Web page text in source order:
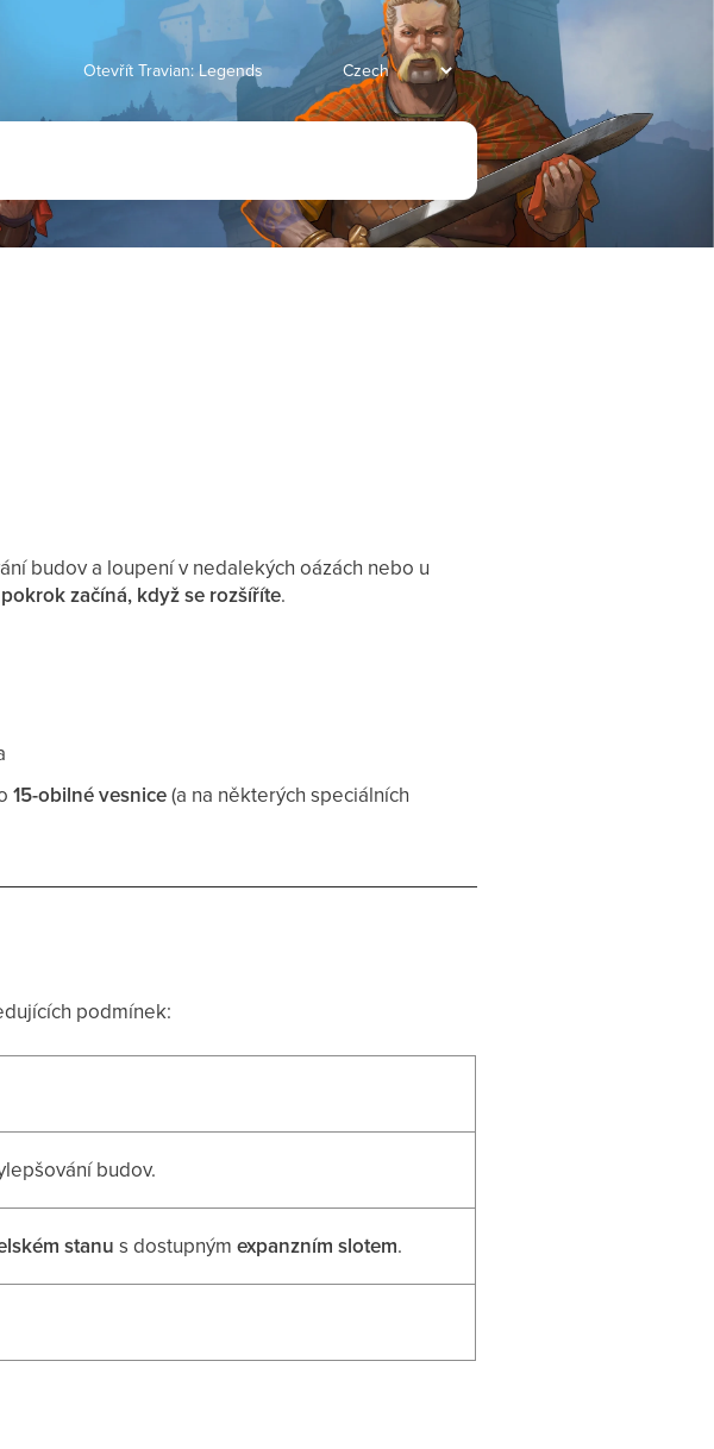
Otevřít Travian: Legends
budov a loupení v nedalekých oázách nebo u
začíná, když se rozšíříte.
15-obilné vesnice(a na některých speciálních
podmínek:
budov.
stanu s dostupnýmexpanzním slotem.